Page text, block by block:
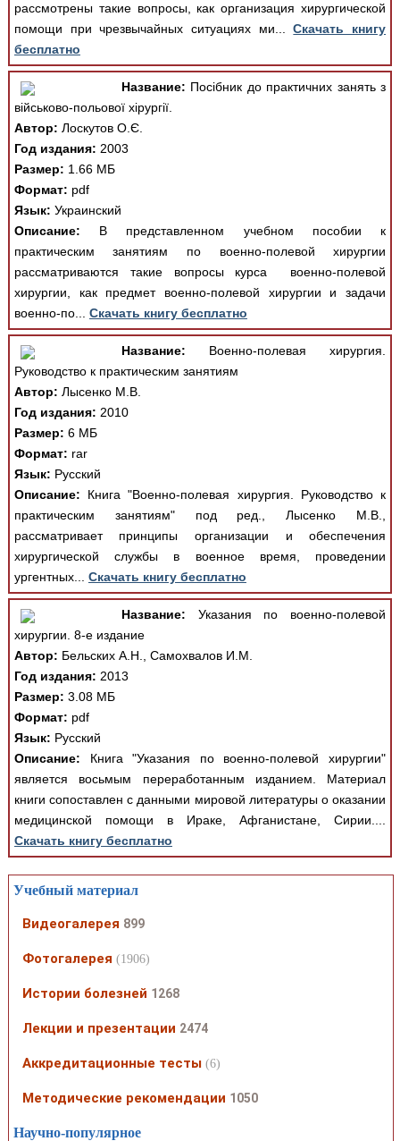
рассмотрены такие вопросы, как организация хирургической
помощи при чрезвычайных ситуациях ми...Скачать книгу
бесплатно
Название: Посібник до практичних занять з
військово-польової хірургії.
Автор: Лоскутов О.Є.
Год издания: 2003
Размер: 1.66 МБ
Формат: pdf
Язык: Украинский
Описание: В представленном учебном пособии к
практическим занятиям по военно-полевой хирургии
рассматриваются такие вопросы курса военно-полевой
хирургии, как предмет военно-полевой хирургии и задачи
военно-по... Скачать книгу бесплатно
Название: Военно-полевая хирургия.
Руководство к практическим занятиям
Автор: Лысенко М.В.
Год издания: 2010
Размер: 6 МБ
Формат: rar
Язык: Русский
Описание: Книга "Военно-полевая хирургия. Руководство к
практическим занятиям" под ред., Лысенко М.В.,
рассматривает принципы организации и обеспечения
хирургической службы в военное время, проведении
ургентных... Скачать книгу бесплатно
Название: Указания по военно-полевой
хирургии. 8-е издание
Автор: Бельских А.Н., Самохвалов И.М.
Год издания: 2013
Размер: 3.08 МБ
Формат: pdf
Язык: Русский
Описание: Книга "Указания по военно-полевой хирургии"
является восьмым переработанным изданием. Материал
книги сопоставлен с данными мировой литературы о оказании
медицинской помощи в Ираке, Афганистане, Сирии....
Скачать книгу бесплатно
Учебный материал
Видеогалерея 899
Фотогалерея (1906)
Истории болезней 1268
Лекции и презентации 2474
Аккредитационные тесты (6)
Методические рекомендации 1050
Научно-популярное